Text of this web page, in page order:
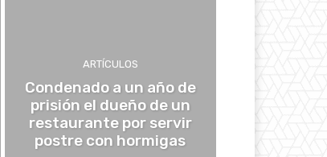
ARTÍCULOS
Condenado a un año de
prisión el dueño de un
restaurante por servir
postre con hormigas